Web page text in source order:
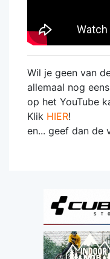
Wil je geen van
allemaal nog
op het YouTube
Klik HIER!
en... geef dan de